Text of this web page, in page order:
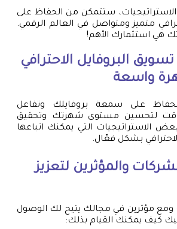
ستتمكن من الحفاظ على
متميز ومتواصل في العالم الرقمي.
هي استثمارك الأهم!
البروفايل الاحترافي
واسعة
على سمعة بروفايلك وتفاعل
لتحسين مستوى شهرتك وتحقيق
الاستراتيجيات التي يمكنك اتباعها
بشكل فعّال.
والمؤثرين لتعزيز
ومع مؤثرين في مجالك يتيح لك الوصول
كيف يمكنك القيام بذلك: